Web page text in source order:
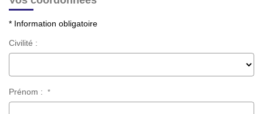
* Information obligatoire
Civilité :
Prénom : *